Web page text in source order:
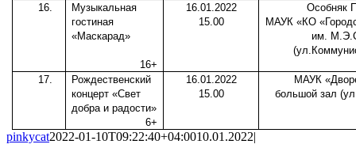
16.
Музыкальная
гостиная
«Маскарад»
16+
16.01.2022
15.00
Особняк
МАУК «КО
им.
17.
Рождественский
концерт «Свет
добра и радости»
6+
16.01.2022
15.00
МАУК
большой зал
pinkycat2022-01-10T09:22:40+04:0010.01.2022|